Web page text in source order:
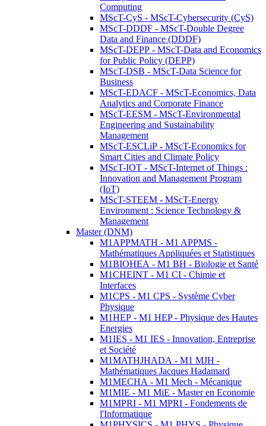
Computing
MScT-CyS - MScT-Cybersecurity (CyS)
MScT-DDDF - MScT-Double Degree
Data and Finance (DDDF)
MScT-DEPP - MScT-Data and Economics
for Public Policy (DEPP)
MScT-DSB - MScT-Data Science for
Business
MScT-EDACF - MScT-Economics, Data
Analytics and Corporate Finance
MScT-EESM - MScT-Environmental
Engineering and Sustainability
Management
MScT-ESCLiP - MScT-Economics for
Smart Cities and Climate Policy
MScT-IOT - MScT-Internet of Things :
Innovation and Management Program
(IoT)
MScT-STEEM - MScT-Energy
Environment : Science Technology &
Management
Master (DNM)
M1APPMATH - M1 APPMS -
Mathématiques Appliquées et Statistiques
M1BIOHEA - M1 BH - Biologie et Santé
M1CHEINT - M1 CI - Chimie et
Interfaces
M1CPS - M1 CPS - Système Cyber
Physique
M1HEP - M1 HEP - Physique des Hautes
Energies
M1IES - M1 IES - Innovation, Entreprise
et Société
M1MATHJHADA - M1 MJH -
Mathématiques Jacques Hadamard
M1MECHA - M1 Mech - Mécanique
M1MIE - M1 MiE - Master en Economie
M1MPRI - M1 MPRI - Fondements de
l'Informatique